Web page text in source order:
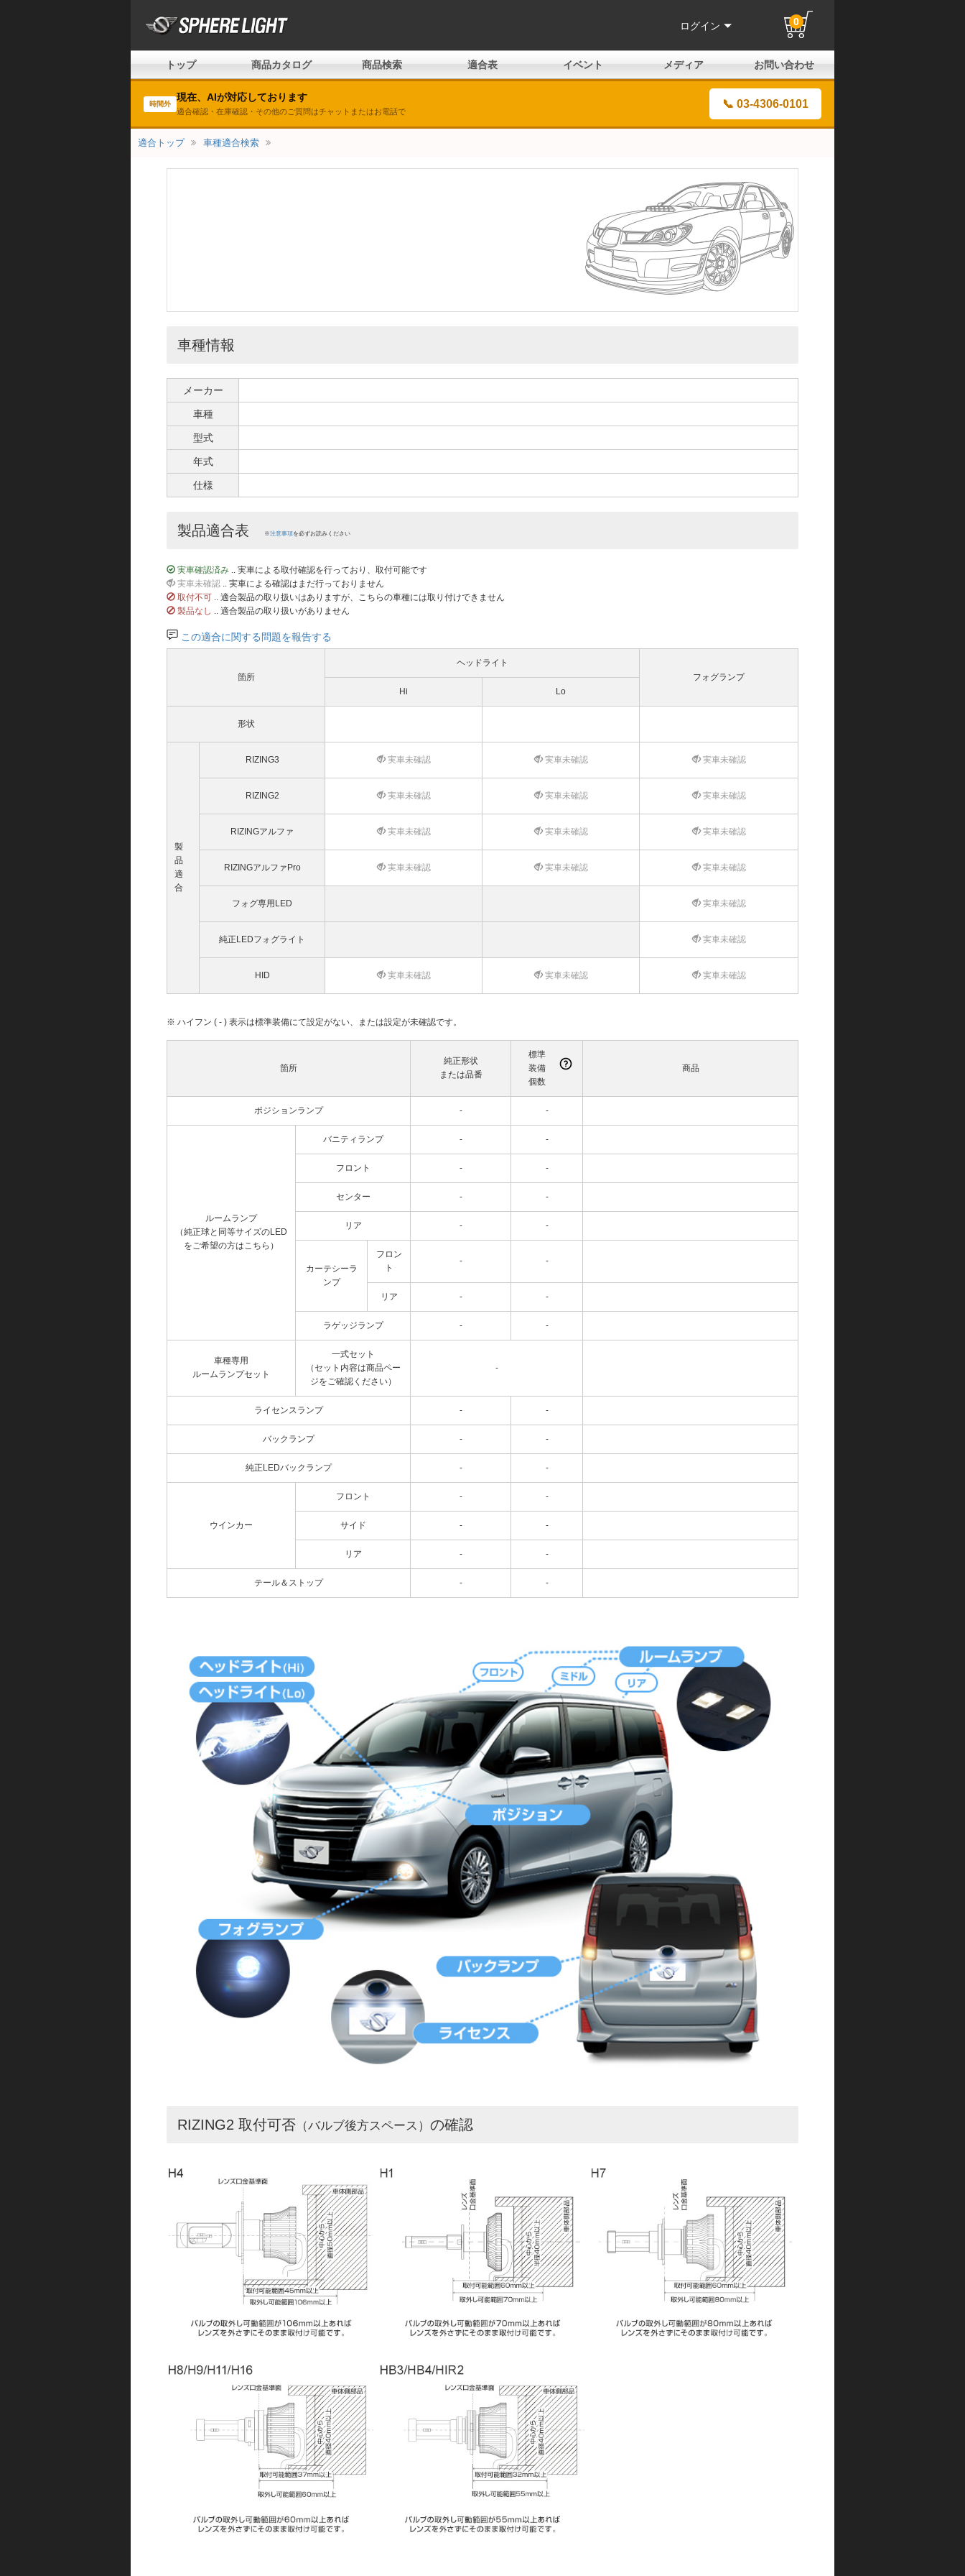
ログイン 0
トップ 商品カタログ 商品検索 適合表 イベント メディア お問い合わせ
時間外
現在、AIが対応しております
適合確認・在庫確認・その他のご質問はチャットまたはお電話で
📞 03-4306-0101
適合トップ 車種適合検索
車種情報
メーカー
車種
型式
年式
仕様
製品適合表 ※注意事項を必ずお読みください
実車確認済み .. 実車による取付確認を行っており、取付可能です
実車未確認 .. 実車による確認はまだ行っておりません
取付不可 .. 適合製品の取り扱いはありますが、こちらの車種には取り付けできません
製品なし .. 適合製品の取り扱いがありません
この適合に関する問題を報告する
箇所
ヘッドライト
フォグランプ
Hi
Lo
形状
製
品
適
合
RIZING3 実車未確認 実車未確認 実車未確認
RIZING2 実車未確認 実車未確認 実車未確認
RIZINGアルファ 実車未確認 実車未確認 実車未確認
RIZINGアルファPro 実車未確認 実車未確認 実車未確認
フォグ専用LED 実車未確認
純正LEDフォグライト 実車未確認
HID 実車未確認 実車未確認 実車未確認
※ ハイフン ( - ) 表示は標準装備にて設定がない、または設定が未確認です。
箇所
純正形状
または品番
標準
装備
個数
商品
ポジションランプ - -
ルームランプ
（純正球と同等サイズのLED
をご希望の方はこちら）
バニティランプ - -
フロント - -
センター - -
リア - -
カーテシーラ
ンプ
フロン
ト
- -
リア - -
ラゲッジランプ - -
車種専用
ルームランプセット
一式セット
（セット内容は商品ペー
ジをご確認ください）
-
ライセンスランプ - -
バックランプ - -
純正LEDバックランプ - -
ウインカー
フロント - -
サイド - -
リア - -
テール＆ストップ - -
RIZING2 取付可否 （バルブ後方スペース） の確認